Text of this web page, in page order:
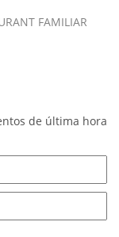
FAMILIAR
de última hora